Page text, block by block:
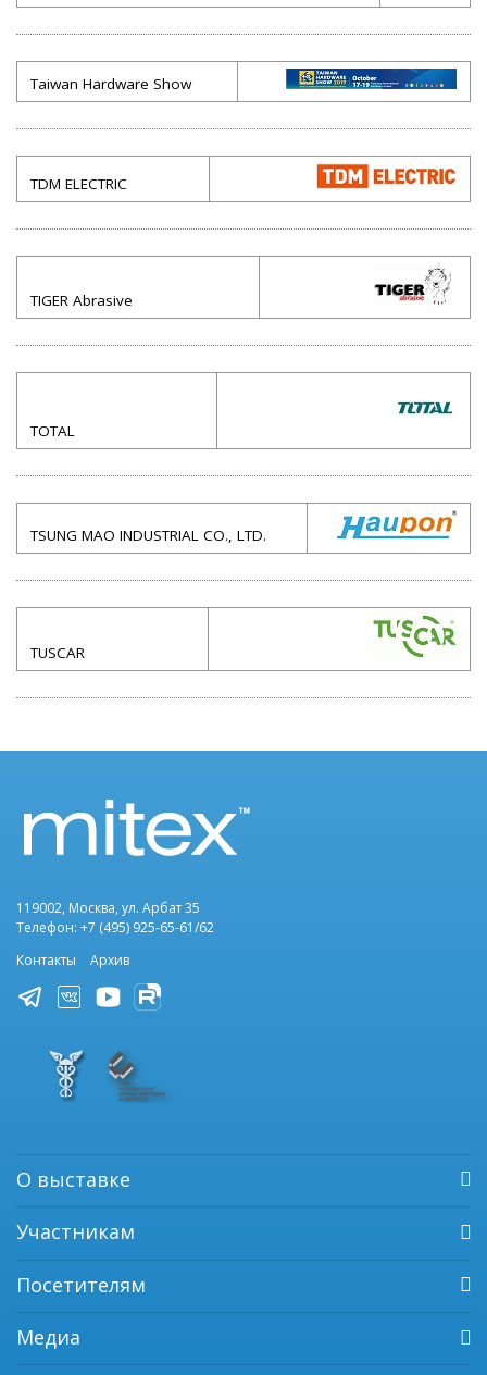
Taiwan Hardware Show
TDM ELECTRIC
TIGER Abrasive
TOTAL
TSUNG MAO INDUSTRIAL CO., LTD.
TUSCAR
119002, Москва, ул. Арбат 35
Телефон: +7 (495) 925-65-61/62
Контакты
Архив
О выставке
Участникам
Посетителям
Медиа